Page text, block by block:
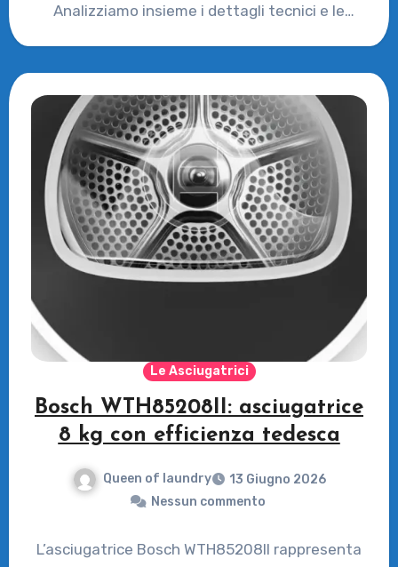
Analizziamo insieme i dettagli tecnici e le
Le Asciugatrici
Bosch WTH85208II: asciugatrice
8 kg con efficienza tedesca
Queen of laundry
13 Giugno 2026
Nessun commento
L’asciugatrice Bosch WTH85208II rappresenta